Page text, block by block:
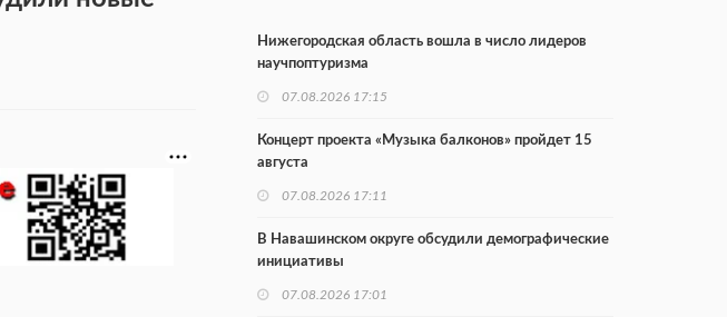
Нижегородская область вошла в число лидеров
научпоптуризма
07.08.2026 17:15
Концерт проекта «Музыка балконов» пройдет 15
августа
07.08.2026 17:11
В Навашинском округе обсудили демографические
инициативы
07.08.2026 17:01